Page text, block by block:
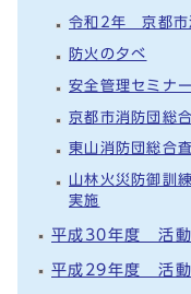
令和2年 京都市
防火の夕べ
安全管理セミナ
京都市消防団総
東山消防団総合
山林火災防御訓
実施
平成30年度 活動
平成29年度 活動